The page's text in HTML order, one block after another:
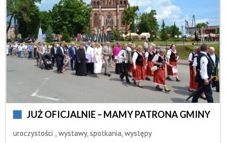
—
Kategoria
JUŻ OFICJALNIE – MAMY PATRONA GMINY
uroczystości
wystawy, spotkania, występy